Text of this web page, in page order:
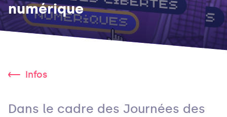
numérique
Infos
Dans le cadre des Journées des